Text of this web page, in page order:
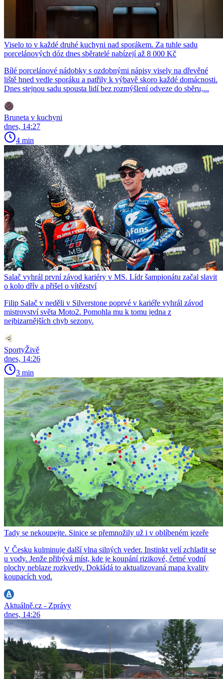
Viselo to v každé druhé kuchyni nad sporákem. Za tuhle sadu
porcelánových dóz dnes sběratelé nabízejí až 8 000 Kč
Bílé porcelánové nádobky s ozdobnými nápisy visely na dřevěné
liště hned vedle sporáku a patřily k výbavě skoro každé domácnosti.
Dnes stejnou sadu spousta lidí bez rozmýšlení odveze do sběru,...
Bruneta v kuchyni
dnes, 14:27
4 min
Salač vyhrál první závod kariéry v MS. Lídr šampionátu začal slavit
o kolo dřív a přišel o vítězství
Filip Salač v neděli v Silverstone poprvé v kariéře vyhrál závod
mistrovství světa Moto2. Pomohla mu k tomu jedna z
nejbizarnějších chyb sezony.
SportyŽivě
dnes, 14:26
3 min
Tady se nekoupejte. Sinice se přemnožily už i v oblíbeném jezeře
V Česku kulminuje další vlna silných veder. Instinkt velí zchladit se
u vody. Jenže přibývá míst, kde je koupání rizikové, četné vodní
plochy neblaze rozkvetly. Dokládá to aktualizovaná mapa kvality
koupacích vod.
Aktuálně.cz - Zprávy
dnes, 14:26